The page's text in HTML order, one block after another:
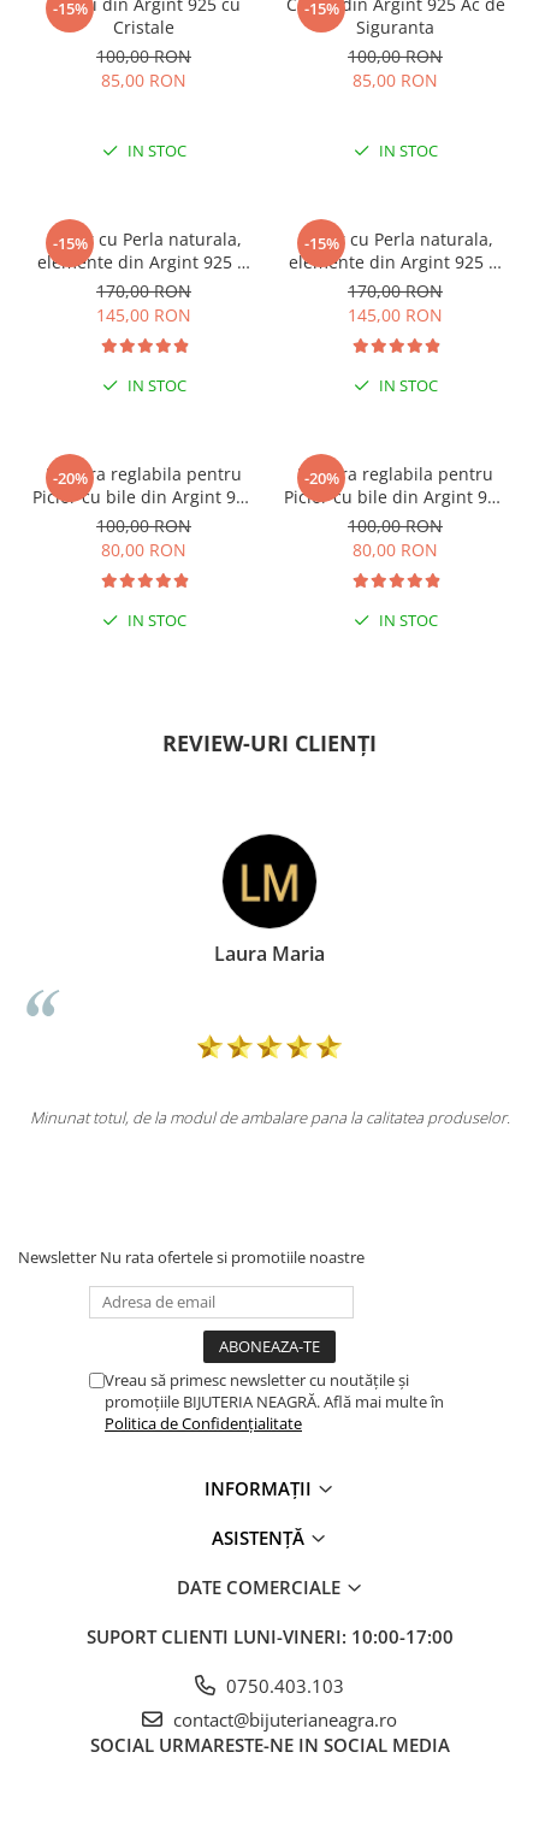
-15%
Cristale
100,00 RON
85,00 RON
IN STOC
-15%
Siguranta
100,00 RON
85,00 RON
IN STOC
-15%
Colier cu Perla naturala,
elemente din Argint 925 si
margele Miyuki, multicolor
170,00 RON
145,00 RON
IN STOC
-15%
Colier cu Perla naturala,
elemente din Argint 925 si
margele Miyuki, verde/kiwi
170,00 RON
145,00 RON
IN STOC
-20%
Bratara reglabila pentru
Picior cu bile din Argint 925
si margele Miyuki rosii
100,00 RON
80,00 RON
IN STOC
-20%
Bratara reglabila pentru
Picior cu bile din Argint 925
si margele Miyuki verzi
100,00 RON
80,00 RON
IN STOC
REVIEW-URI CLIENȚI
la calitatea produselor.
Totul la superlativ! Produsul, fix
Newsletter Nu rata ofertele si promotiile noastre
Vreau să primesc newsletter cu noutățile și
promoțiile BIJUTERIA NEAGRĂ. Află mai multe în
Politica de Confidențialitate
INFORMAȚII
ASISTENȚĂ
DATE COMERCIALE
SUPORT CLIENTI LUNI-VINERI: 10:00-17:00
0750.403.103
contact@bijuterianeagra.ro
SOCIAL URMARESTE-NE IN SOCIAL MEDIA